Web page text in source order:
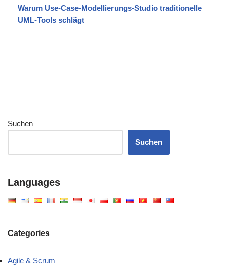
Warum Use-Case-Modellierungs-Studio traditionelle
UML-Tools schlägt
Suchen
Suchen
Languages
Categories
Agile & Scrum